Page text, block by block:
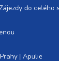
13 800 Kč
do celého
| Apulie